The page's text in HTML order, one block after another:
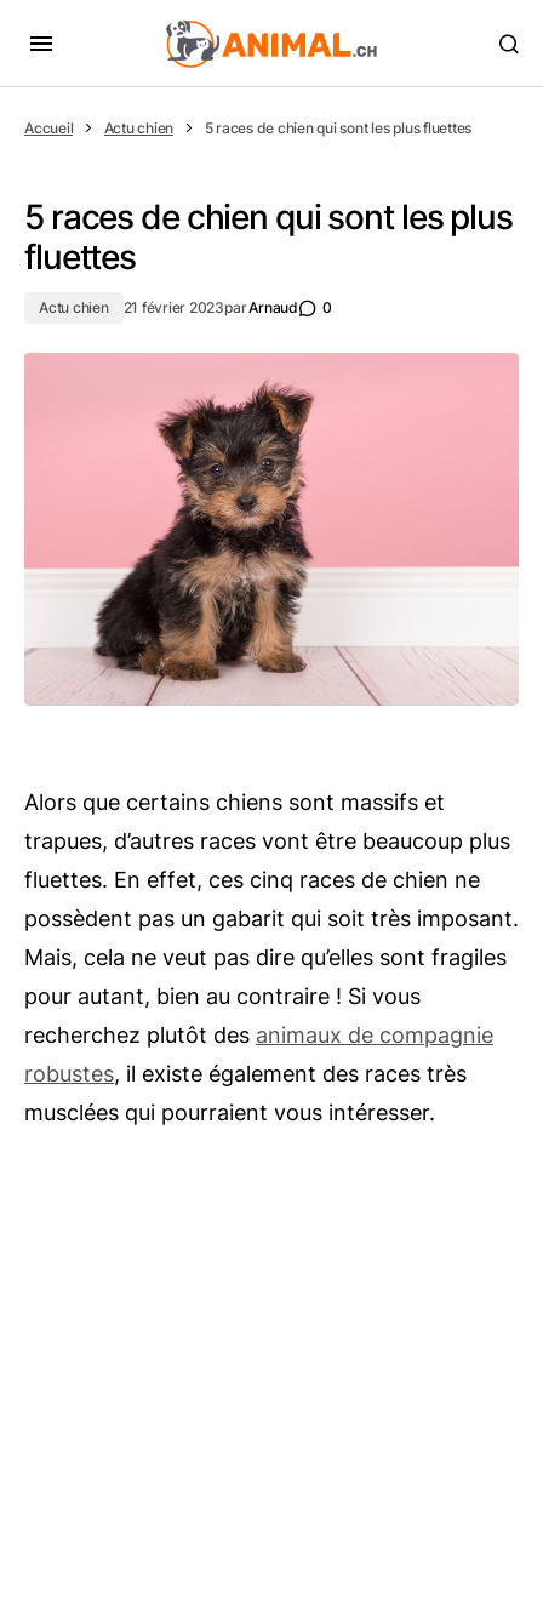
Accueil Actu chien 5 races de chien qui sont les plus fluettes
5 races de chien qui sont les plus
fluettes
Actu chien 21 février 2023parArnaud 0
Alors que certains chiens sont massifs et
trapues, d’autres races vont être beaucoup plus
fluettes. En effet, ces cinq races de chien ne
possèdent pas un gabarit qui soit très imposant.
Mais, cela ne veut pas dire qu’elles sont fragiles
pour autant, bien au contraire ! Si vous
recherchez plutôt des animaux de compagnie
robustes, il existe également des races très
musclées qui pourraient vous intéresser.